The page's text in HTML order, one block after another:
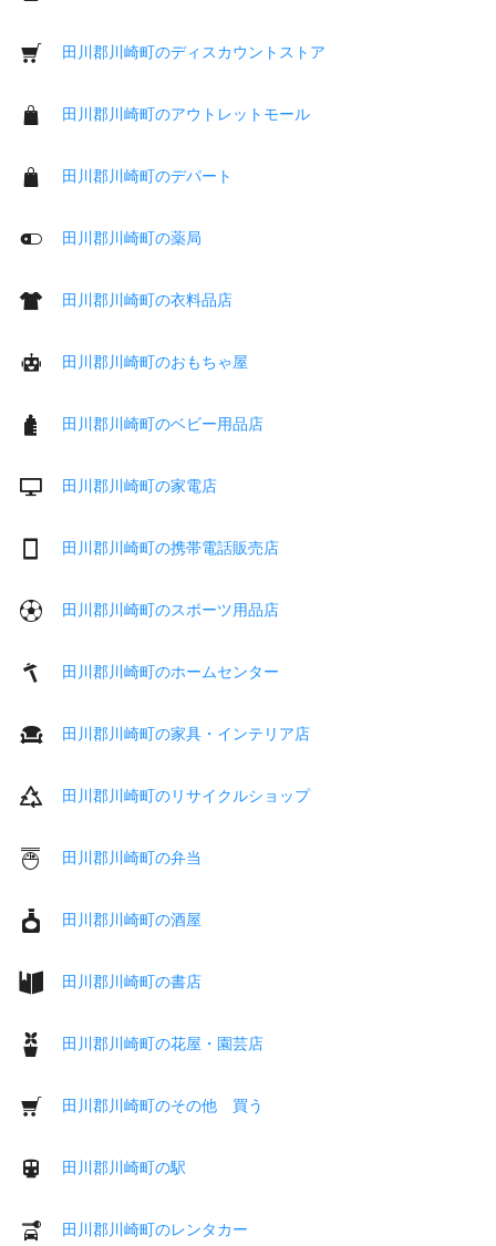
田川郡川崎町のディスカウントストア
田川郡川崎町のアウトレットモール
田川郡川崎町のデパート
田川郡川崎町の薬局
田川郡川崎町の衣料品店
田川郡川崎町のおもちゃ屋
田川郡川崎町のベビー用品店
田川郡川崎町の家電店
田川郡川崎町の携帯電話販売店
田川郡川崎町のスポーツ用品店
田川郡川崎町のホームセンター
田川郡川崎町の家具・インテリア店
田川郡川崎町のリサイクルショップ
田川郡川崎町の弁当
田川郡川崎町の酒屋
田川郡川崎町の書店
田川郡川崎町の花屋・園芸店
田川郡川崎町のその他 買う
田川郡川崎町の駅
田川郡川崎町のレンタカー